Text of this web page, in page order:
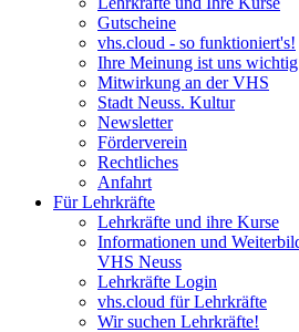
Gutscheine
vhs.cloud - so funktioniert's!
Ihre Meinung ist uns wichtig
Mitwirkung an der VHS
Stadt Neuss. Kultur
Newsletter
Förderverein
Rechtliches
Anfahrt
Für Lehrkräfte
Lehrkräfte und ihre Kurse
Informationen und
VHS Neuss
Lehrkräfte Login
vhs.cloud für Lehrkräfte
Wir suchen Lehrkräfte!